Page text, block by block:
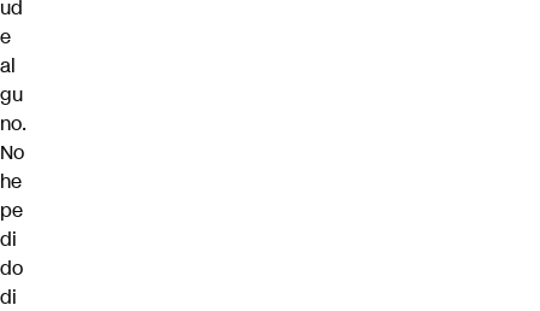
ud
e
al
gu
no.
No
he
pe
di
do
di